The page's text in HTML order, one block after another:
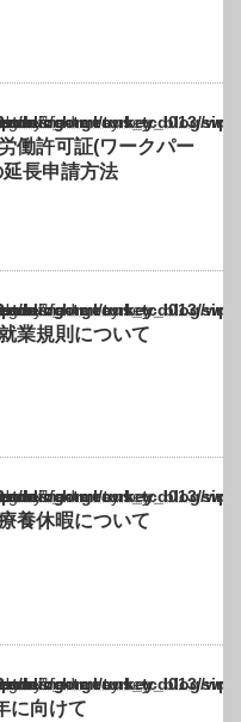
in
public_html/turkey_blog/wp-content/themes/
働許可証(ワークパー
延長申請方法
in
public_html/turkey_blog/wp-content/themes/
業規則について
in
public_html/turkey_blog/wp-content/themes/
養休暇について
in
public_html/turkey_blog/wp-content/themes/
に向けて